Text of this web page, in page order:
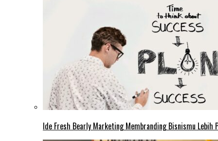
Ide Fresh Bearly Marketing Membranding Bisnismu Lebih